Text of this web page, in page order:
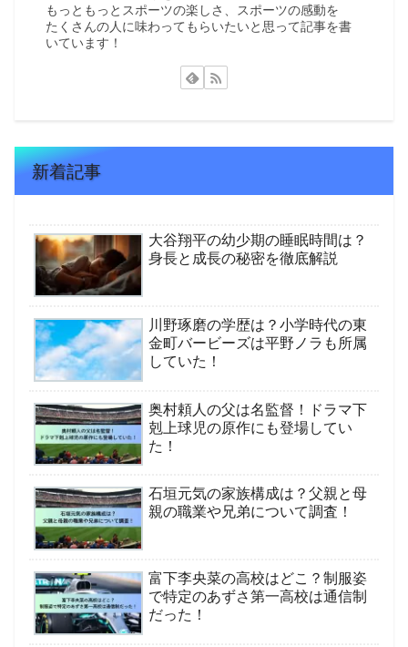
もっともっとスポーツの楽しさ、スポーツの感動を
たくさんの人に味わってもらいたいと思って記事を書
いています！
新着記事
大谷翔平の幼少期の睡眠時間は？
身長と成長の秘密を徹底解説
川野琢磨の学歴は？小学時代の東
金町バービーズは平野ノラも所属
していた！
奥村頼人の父は名監督！ドラマ下
剋上球児の原作にも登場してい
た！
石垣元気の家族構成は？父親と母
親の職業や兄弟について調査！
富下李央菜の高校はどこ？制服姿
で特定のあずさ第一高校は通信制
だった！